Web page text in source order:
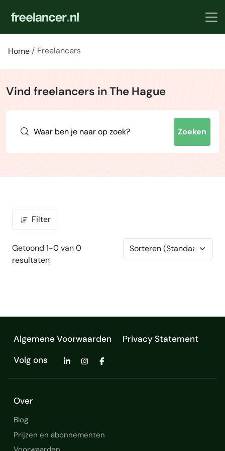
Home Freelancers
Vind freelancers in The Hague
Zoeken
Filter
Getoond 1-0 van 0
resultaten
Algemene Voorwaarden
Privacy Statement
Volg ons
Over
Blog
Prijzen en abonnementen